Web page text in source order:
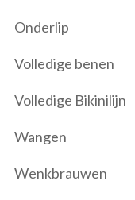
Onderlip
Volledige benen
Volledige Bikinilijn
Wangen
Wenkbrauwen